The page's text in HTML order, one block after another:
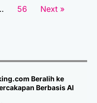
56 Next »
Beralih ke
Berbasis AI